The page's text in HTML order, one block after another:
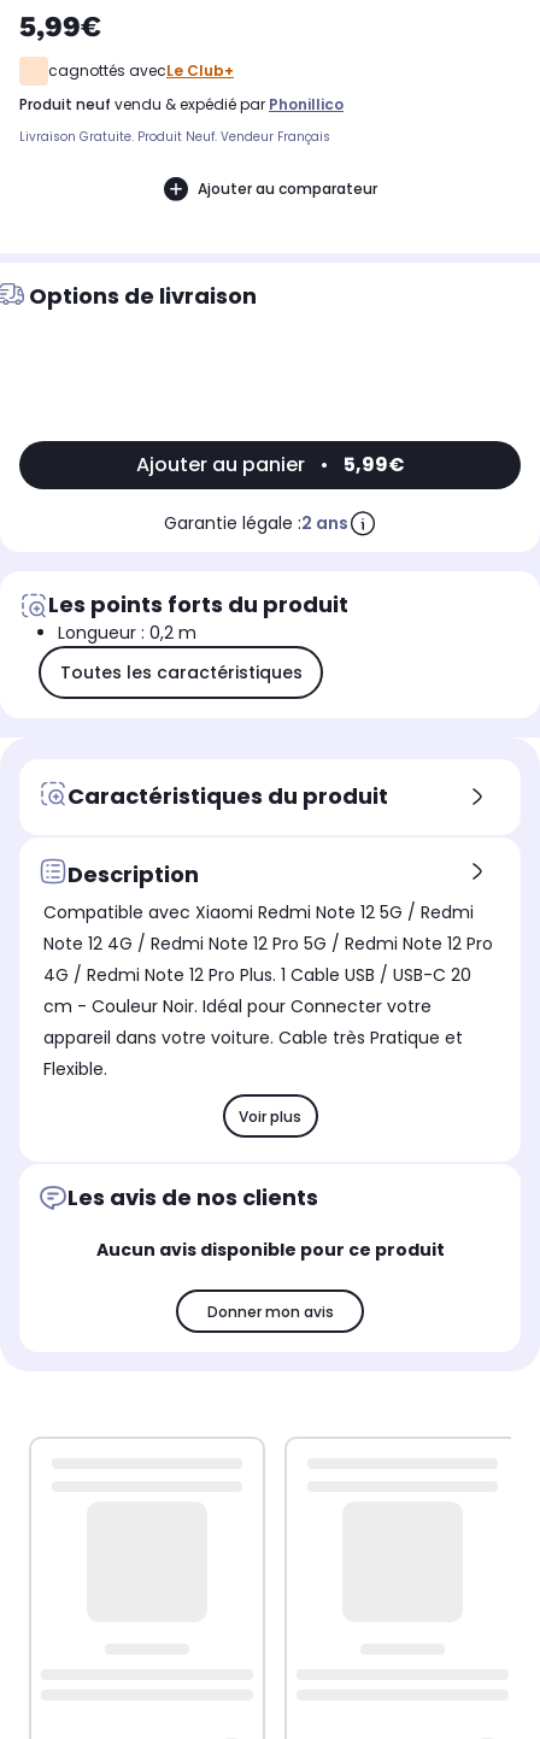
5,99€
cagnottés avecLe Club+
produit neuf vendu & expédié par Phonillico
Livraison Gratuite. Produit Neuf. Vendeur Français
Ajouter au comparateur
Options de livraison
Ajouter au panier • 5,99€
Garantie légale :2 ans
Les points forts du produit
Longueur : 0,2 m
Toutes les caractéristiques
Caractéristiques du produit
Description
Compatible avec Xiaomi Redmi Note 12 5G / Redmi
Note 12 4G / Redmi Note 12 Pro 5G / Redmi Note 12 Pro
4G / Redmi Note 12 Pro Plus. 1 Cable USB / USB-C 20
cm - Couleur Noir. Idéal pour Connecter votre
appareil dans votre voiture. Cable très Pratique et
Flexible.
Voir plus
Les avis de nos clients
Aucun avis disponible pour ce produit
Donner mon avis